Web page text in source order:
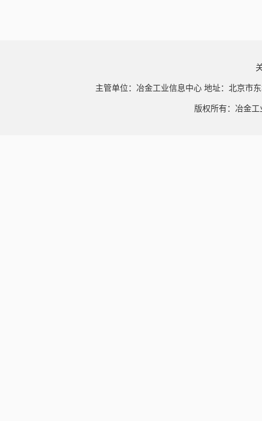
主管单位：冶金工业信息中心 地址：北京市
版权所有：冶金